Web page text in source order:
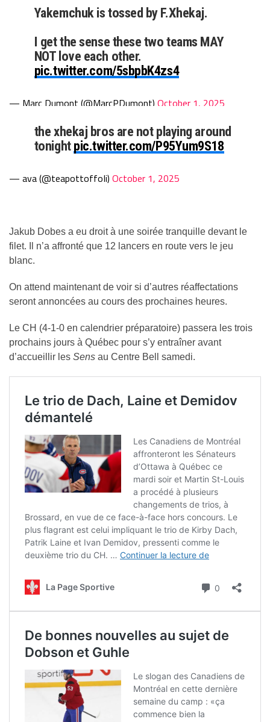
Yakemchuk is tossed by F.Xhekaj.
I get the sense these two teams MAY
NOT love each other.
pic.twitter.com/5sbpbK4zs4
— Marc Dumont (@MarcPDumont) October 1, 2025
the xhekaj bros are not playing around
tonightpic.twitter.com/P95Yum9S18
— ava (@teapottoffoIi) October 1, 2025
Jakub Dobes a eu droit à une soirée tranquille devant le
filet. Il n’a affronté que 12 lancers en route vers le jeu
blanc.
On attend maintenant de voir si d’autres réaffectations
seront annoncées au cours des prochaines heures.
Le CH (4-1-0 en calendrier préparatoire) passera les trois
prochains jours à Québec pour s’y entraîner avant
d’accueillir les Sens au Centre Bell samedi.